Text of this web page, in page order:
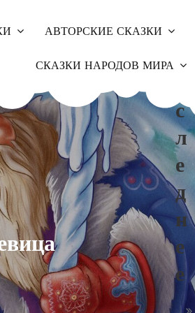
АВТОРСКИЕ СКАЗКИ
СКАЗКИ НАРОДОВ МИРА
С
Л
Е
Д
Н
Е
Е